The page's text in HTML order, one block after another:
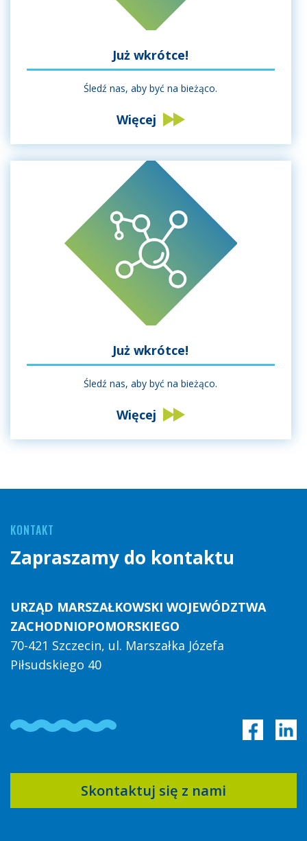
Już wkrótce!
Śledź nas, aby być na bieżąco.
Więcej
Już wkrótce!
Śledź nas, aby być na bieżąco.
Więcej
KONTAKT
Zapraszamy do kontaktu
URZĄD MARSZAŁKOWSKI WOJEWÓDZTWA
ZACHODNIOPOMORSKIEGO
70-421 Szczecin, ul. Marszałka Józefa
Piłsudskiego 40
Skontaktuj się z nami